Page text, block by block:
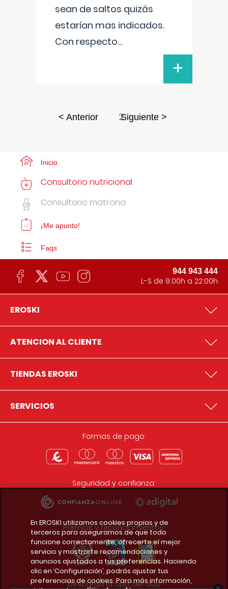
sean de saltos quizás
estarían mas indicados.
Con respecto...
+
< Anterior 2Siguiente >
Inicio
Consultorio nutricional
Consultorio matrona
¡Me apunto!
Faqs
944 943 444
L-S de 9:00h a 22:00h
EROSKI
ATENCION AL CLIENTE
TIENDAS EROSKI
SERVICIOS
Formas de pago:
Seguridad y confianza:
Premios y reconocimientos:
Descarga la app del club
En EROSKI utilizamos cookies propias y de
terceros para asegurarnos de que todo
funcione correctamente, ofrecerte el mejor
servicio y mostrarte recomendaciones y
anuncios ajustados a tus preferencias. Haciendo
clic en ‘Configuración’, podrás ajustar tus
preferencias de cookies. Para más información,